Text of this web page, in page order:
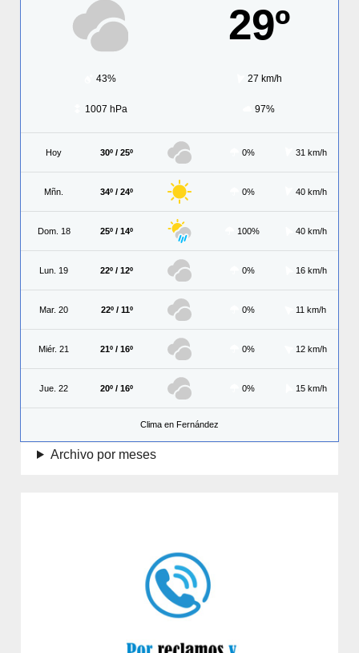
29º
43% 27 km/h
1007 hPa 97%
Hoy 30º / 25º 0% 31 km/h
Mñn. 34º / 24º 0% 40 km/h
Dom. 18 25º / 14º 100% 40 km/h
Lun. 19 22º / 12º 0% 16 km/h
Mar. 20 22º / 11º 0% 11 km/h
Miér. 21 21º / 16º 0% 12 km/h
Jue. 22 20º / 16º 0% 15 km/h
Clima en Fernández
Archivo por meses